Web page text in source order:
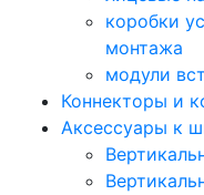
коробки
монтажа
модули
Коннекторы и
Аксессуары к